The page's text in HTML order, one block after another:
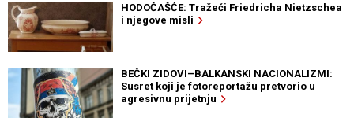
HODOČAŠĆE: Tražeći Friedricha Nietzschea
i njegove misli
BEČKI ZIDOVI–BALKANSKI NACIONALIZMI:
Susret koji je fotoreportažu pretvorio u
agresivnu prijetnju